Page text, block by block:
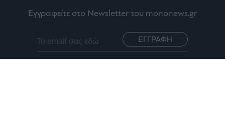
Εγγραφείτε στο Newsletter του mononews.gr
ΕΓΓΡΑΦΗ